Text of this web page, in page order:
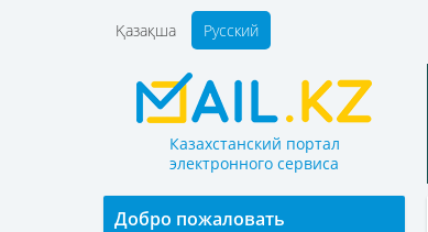
Қазақша Русский
Казахстанский портал
электронного сервиса
Добро пожаловать